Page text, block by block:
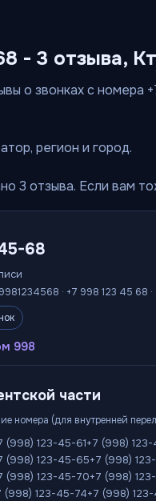
- 3 отзыва,
о звонках с номера
регион и город.
3 отзыва. Если вам
68
· +7 998 123 45 68
998
части
номера (для внутренней
(998) 123-45-61+7 (998)
(998) 123-45-65+7 (998)
(998) 123-45-70+7 (998)
(998) 123-45-74+7 (998)